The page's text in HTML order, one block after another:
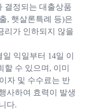
결정되는 대출상품
, 햇살론특례 등)은
리가 인하되지 않을
익일부터 14일 이
수 있으며, 이미
자 및 수수료는 반
사하여 효력이 발생
다.